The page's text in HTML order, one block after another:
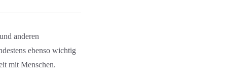
anderen
ebenso wichtig
mit Menschen.